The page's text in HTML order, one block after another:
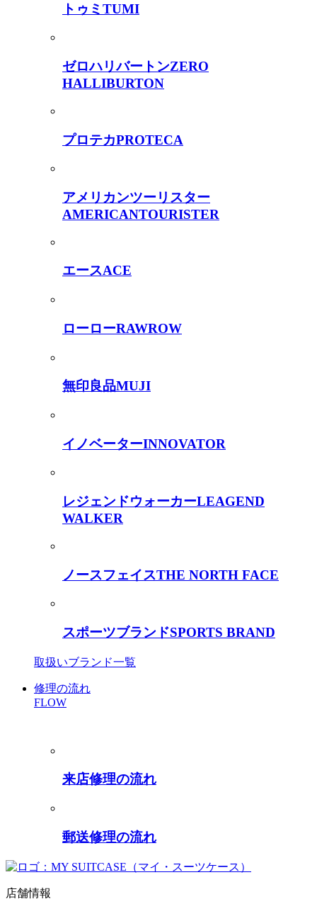
トゥミ TUMI
ゼロハリバートンZERO
HALLIBURTON
プロテカPROTECA
アメリカンツーリスター
AMERICANTOURISTER
エースACE
ローローRAWROW
無印良品MUJI
イノベーターINNOVATOR
レジェンドウォーカーLEAGEND
WALKER
ノースフェイスTHE NORTH FACE
スポーツブランドSPORTS BRAND
取扱いブランド一覧
修理の流れ
FLOW
来店修理の流れ
郵送修理の流れ
店舗情報